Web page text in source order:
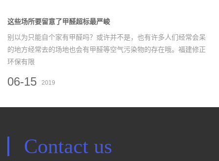
这些场所要留意了甲醛超标最严峻
别以为只能自个家有甲醛吗？或许并不是，也有许多人们经常会呆
的地方经常去的场地也会有甲醛等空气污染物的存在哦。福建修正
环保有限
06-15 2019
Contact us